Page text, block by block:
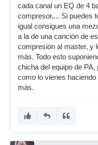
cada canal un EQ de 4
compresor,... Si puedes
igual consigues una
a la de una canción de
compresión al master, y
más. Todo esto
chicha del equipo de
como lo vienes
más.